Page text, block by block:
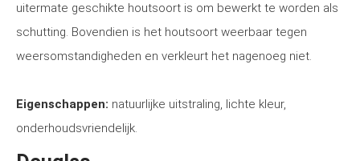
uitermate geschikte houtsoort is om bewerkt te worden als
schutting. Bovendien is het houtsoort weerbaar tegen
weersomstandigheden en verkleurt het nagenoeg niet.
Eigenschappen: natuurlijke uitstraling, lichte kleur,
onderhoudsvriendelijk.